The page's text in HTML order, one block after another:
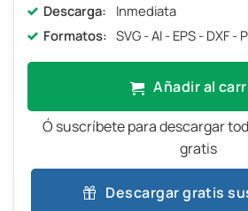
$
Descarga:
Inmediata
Formatos: SVG - AI - EPS - DXF -
Añadir al
Ó suscríbete para descargar
gratis
Descargar gratis